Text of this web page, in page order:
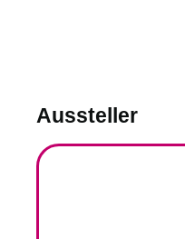
Aussteller